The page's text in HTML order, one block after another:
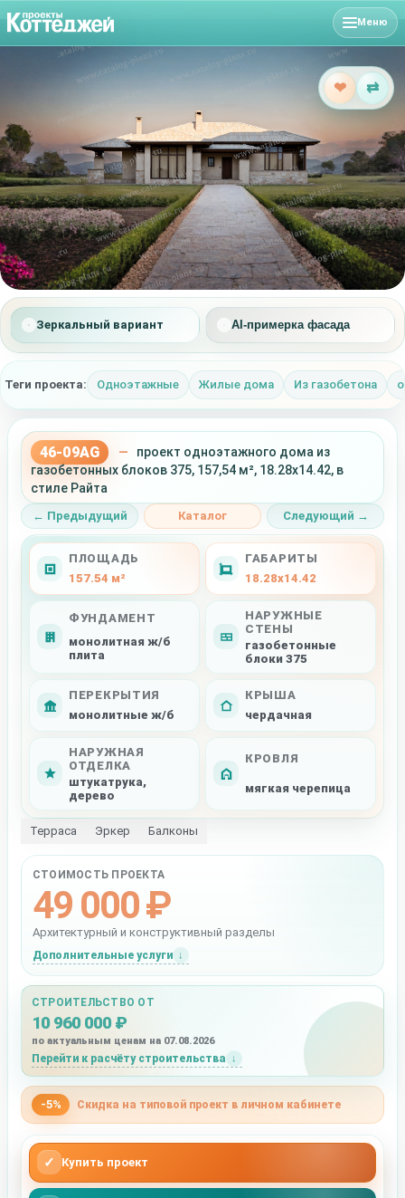
Меню
Зеркальный вариант AI-примерка фасада
Теги проекта: Одноэтажные Жилые дома Из газобетона
❤ ⇄
46-09AG —
проект одноэтажного дома из
газобетонных блоков 375, 157,54 м², 18.28x14.42, в
стиле Райта
← Предыдущий Каталог Следующий →
ПЛОЩАДЬ
157.54 м²
ГАБАРИТЫ
18.28x14.42
ФУНДАМЕНТ
монолитная ж/б
плита
НАРУЖНЫЕ
СТЕНЫ
газобетонные
блоки 375
ПЕРЕКРЫТИЯ
монолитные ж/б
КРЫША
чердачная
НАРУЖНАЯ
ОТДЕЛКА
штукатрука,
дерево
КРОВЛЯ
мягкая черепица
Терраса Эркер Балконы
СТОИМОСТЬ ПРОЕКТА
49 000 ₽
Архитектурный и конструктивный разделы
Дополнительные услуги
СТРОИТЕЛЬСТВО ОТ
10 960 000 ₽
по актуальным ценам на 07.08.2026
Перейти к расчёту строительства
-5% Скидка на типовой проект в личном кабинете
✓ Купить проект